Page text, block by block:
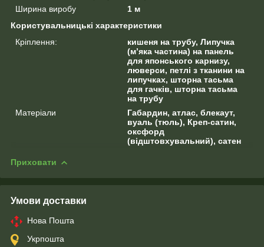
Ширина виробу
1 м
Користувальницькі характеристики
Кріплення:
кишеня на трубу, Липучка
(м’яка частина) на панель
для японського карнизу,
люверси, петлі з тканини на
липучках, шторна тасьма
для гачків, шторна тасьма
на трубу
Матеріали
Габардин, атлас, блекаут,
вуаль (тюль), Креп-сатин,
оксфорд
(відштовхувальний), сатен
Приховати
Умови доставки
Нова Пошта
Укрпошта